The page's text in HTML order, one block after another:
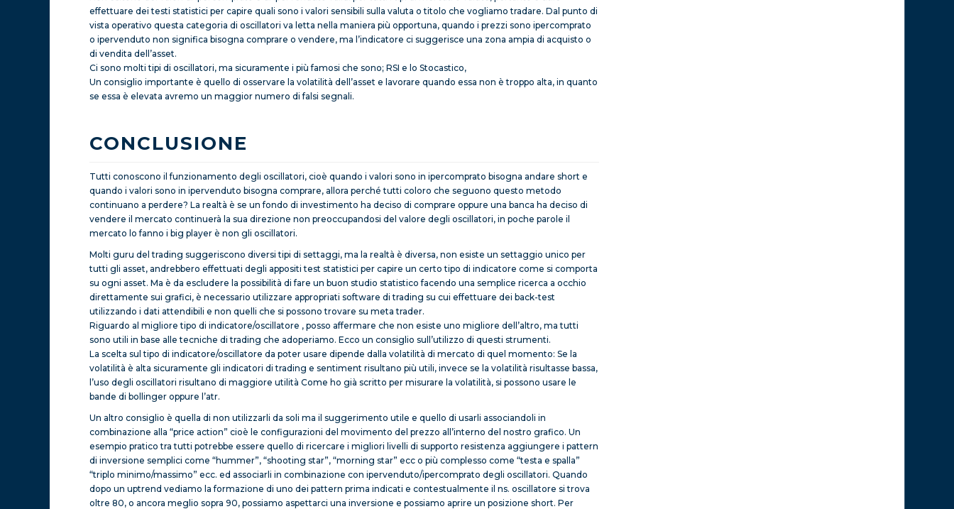
effettuare dei testi statistici per capire quali sono i valori sensibili sulla valuta o titolo che vogliamo tradare. Dal punto di
vista operativo questa categoria di oscillatori va letta nella maniera più opportuna, quando i prezzi sono ipercomprato
o ipervenduto non significa bisogna comprare o vendere, ma l’indicatore ci suggerisce una zona ampia di acquisto o
di vendita dell’asset.
Ci sono molti tipi di oscillatori, ma sicuramente i più famosi che sono; RSI e lo Stocastico,
Un consiglio importante è quello di osservare la volatilità dell’asset e lavorare quando essa non è troppo alta, in quanto
se essa è elevata avremo un maggior numero di falsi segnali.
CONCLUSIONE
Tutti conoscono il funzionamento degli oscillatori, cioè quando i valori sono in ipercomprato bisogna andare short e
quando i valori sono in ipervenduto bisogna comprare, allora perché tutti coloro che seguono questo metodo
continuano a perdere? La realtà è se un fondo di investimento ha deciso di comprare oppure una banca ha deciso di
vendere il mercato continuerà la sua direzione non preoccupandosi del valore degli oscillatori, in poche parole il
mercato lo fanno i big player è non gli oscillatori.
Molti guru del trading suggeriscono diversi tipi di settaggi, ma la realtà è diversa, non esiste un settaggio unico per
tutti gli asset, andrebbero effettuati degli appositi test statistici per capire un certo tipo di indicatore come si comporta
su ogni asset. Ma è da escludere la possibilità di fare un buon studio statistico facendo una semplice ricerca a occhio
direttamente sui grafici, è necessario utilizzare appropriati software di trading su cui effettuare dei back-test
utilizzando i dati attendibili e non quelli che si possono trovare su meta trader.
Riguardo al migliore tipo di indicatore/oscillatore , posso affermare che non esiste uno migliore dell’altro, ma tutti
sono utili in base alle tecniche di trading che adoperiamo. Ecco un consiglio sull’utilizzo di questi strumenti.
La scelta sul tipo di indicatore/oscillatore da poter usare dipende dalla volatilità di mercato di quel momento: Se la
volatilità è alta sicuramente gli indicatori di trading e sentiment risultano più utili, invece se la volatilità risultasse bassa,
l’uso degli oscillatori risultano di maggiore utilità Come ho già scritto per misurare la volatilità, si possono usare le
bande di bollinger oppure l’atr.
Un altro consiglio è quella di non utilizzarli da soli ma il suggerimento utile e quello di usarli associandoli in
combinazione alla “price action” cioè le configurazioni del movimento del prezzo all’interno del nostro grafico. Un
esempio pratico tra tutti potrebbe essere quello di ricercare i migliori livelli di supporto resistenza aggiungere i pattern
di inversione semplici come “hummer”, “shooting star”, “morning star” ecc o più complesso come “testa e spalla”
“triplo minimo/massimo” ecc. ed associarli in combinazione con ipervenduto/ipercomprato degli oscillatori. Quando
dopo un uptrend vediamo la formazione di uno dei pattern prima indicati e contestualmente il ns. oscillatore si trova
oltre 80, o ancora meglio sopra 90, possiamo aspettarci una inversione e possiamo aprire un posizione short. Per